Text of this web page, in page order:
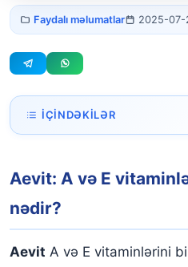
Aevit: A və E
faydaları
Faydalı məlumatlar 2025-07-
İÇINDƏKILƏR
Aevitin faydaları:
Aevit vitamininin faydaları
Aevit: A və E
nədir?
Aevit A və E vitaminlərini